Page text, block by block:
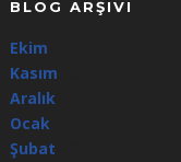
BLOG ARŞIVI
Ekim
Kasım
Aralık(344)
Ocak(100)
Şubat